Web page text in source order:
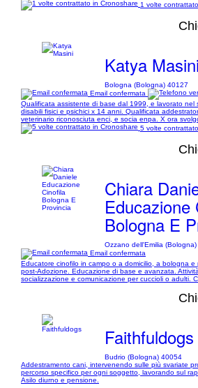
1 volte
Katya Masini
Bologna (Bologna) 40127
Email confermata
Qualificata assistente di base dal 1999, e lavorato nel
disabili fisici e psichici x 14 anni. Qualificata
veterinario riconosciuta enci, e socia enpa. X ora
5 volte
Chiara
Educazione
Bologna E
Ozzano dell'Emilia
Email confermata
Educatore cinofilo in campo o a domicilio, a bologna e
post-Adozione. Educazione di base e avanzata.
socializzazione e comunicazione per cuccioli o adulti.
Faithfuldogs
Budrio (Bologna) 40054
Addestramento cani, intervenendo sulle più svariate
percorso specifico per ogni soggetto, lavorando sul
Asilo diurno e pensione.